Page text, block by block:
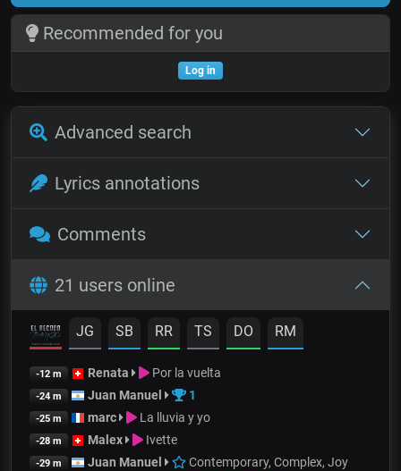
Recommended for you
Log in
Advanced search
Lyrics annotations
Comments
21 users online
JG SB RR TS DO RM
-12 m Renata Por la vuelta
-24 m Juan Manuel 1
-25 m marc La lluvia y yo
-28 m Malex Ivette
-29 m Juan Manuel Contemporary, Complex, Joy